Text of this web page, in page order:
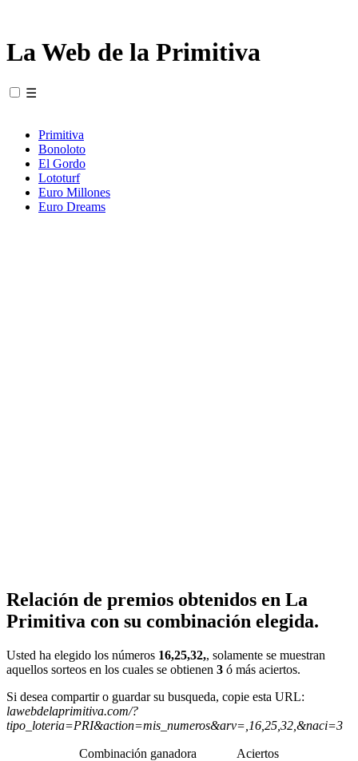
La Web de la Primitiva
☰
Primitiva
Bonoloto
El Gordo
Lototurf
Euro Millones
Euro Dreams
Relación de premios obtenidos en La
Primitiva con su combinación elegida.
Usted ha elegido los números 16,25,32,, solamente se muestran
aquellos sorteos en los cuales se obtienen 3 ó más aciertos.
Si desea compartir o guardar su busqueda, copie esta URL:
lawebdelaprimitiva.com/?
tipo_loteria=PRI&action=mis_numeros&arv=,16,25,32,&naci=3
Combinación ganadora Aciertos